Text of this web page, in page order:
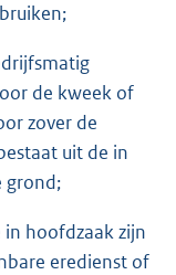
de kweek of
zover de
uit de in
grond;
hoofdzaak zijn
eredienst of